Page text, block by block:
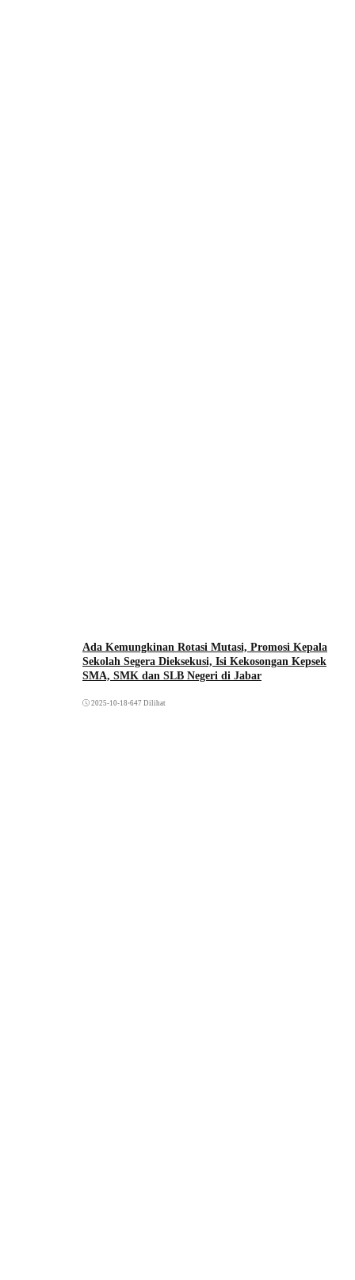
Ada Kemungkinan Rotasi Mutasi, Promosi Kepala
Sekolah Segera Dieksekusi, Isi Kekosongan Kepsek
SMA, SMK dan SLB Negeri di Jabar
2025-10-18 •647 Dilihat